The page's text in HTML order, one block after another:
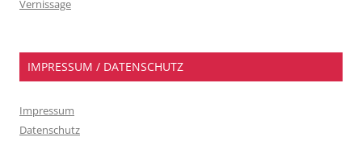
Vernissage
IMPRESSUM / DATENSCHUTZ
Impressum
Datenschutz